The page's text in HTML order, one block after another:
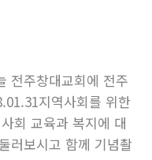
전주창대교회에 전주
지역사회를 위한
회 교육과 복지에 대
러보시고 함께 기념촬